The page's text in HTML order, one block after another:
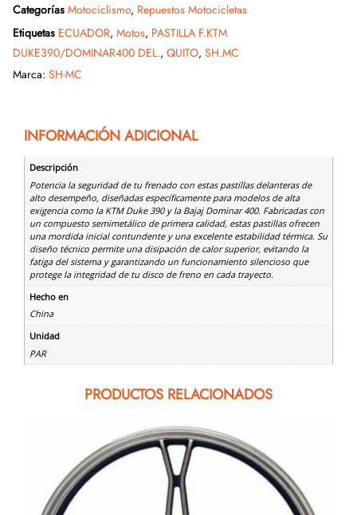
Categorías Motociclismo, Repuestos Motocicletas
Etiquetas ECUADOR, Motos, PASTILLA F.KTM
DUKE390/DOMINAR400 DEL., QUITO, SH.MC
Marca: SH-MC
INFORMACIÓN ADICIONAL
Descripción
Potencia la seguridad de tu frenado con estas pastillas delanteras de
alto desempeño, diseñadas específicamente para modelos de alta
exigencia como la KTM Duke 390 y la Bajaj Dominar 400. Fabricadas con
un compuesto semimetálico de primera calidad, estas pastillas ofrecen
una mordida inicial contundente y una excelente estabilidad térmica. Su
diseño técnico permite una disipación de calor superior, evitando la
fatiga del sistema y garantizando un funcionamiento silencioso que
protege la integridad de tu disco de freno en cada trayecto.
Hecho en
China
Unidad
PAR
PRODUCTOS RELACIONADOS